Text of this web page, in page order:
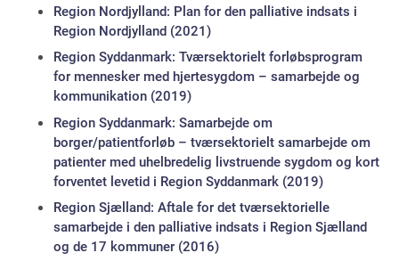
Region Nordjylland: Plan for den palliative indsats i
Region Nordjylland (2021)
Region Syddanmark: Tværsektorielt forløbsprogram
for mennesker med hjertesygdom – samarbejde og
kommunikation (2019)
Region Syddanmark: Samarbejde om
borger/patientforløb – tværsektorielt samarbejde om
patienter med uhelbredelig livstruende sygdom og kort
forventet levetid i Region Syddanmark (2019)
Region Sjælland: Aftale for det tværsektorielle
samarbejde i den palliative indsats i Region Sjælland
og de 17 kommuner (2016)